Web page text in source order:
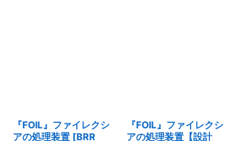
『FOIL』ファイレクシ
アの処理装置 [BRR
『FOIL』ファイレクシ
アの処理装置【設計